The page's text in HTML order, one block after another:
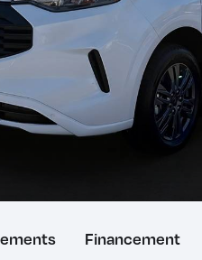
Financement